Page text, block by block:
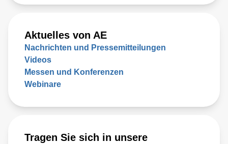
Aktuelles von AE
Nachrichten und Pressemitteilungen
Videos
Messen und Konferenzen
Webinare
Tragen Sie sich in unsere